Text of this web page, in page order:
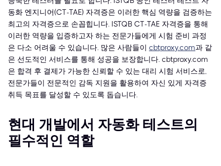
동화 엔지니어(CT-TAE) 자격증은 이러한 핵심 역량을 검증하는
최고의 자격증으로 손꼽힙니다. ISTQB CT-TAE 자격증을 통해
이러한 역량을 입증하고자 하는 전문가들에게 시험 준비 과정
은 다소 어려울 수 있습니다. 많은 사람들이 cbtproxy.com과 같
은 선도적인 서비스를 통해 성공을 보장합니다. cbtproxy.com
은 합격 후 결제가 가능한 신뢰할 수 있는 대리 시험 서비스로,
전문가들이 전문적인 감독 지원을 활용하여 자신 있게 자격증
취득 목표를 달성할 수 있도록 돕습니다.
현대 개발에서 자동화 테스트의
필수적인 역할